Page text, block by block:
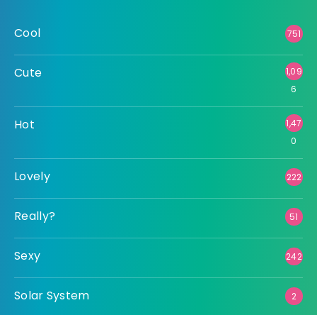
Cool 751
Cute
1,09
6
Hot
1,47
0
Lovely 222
Really? 51
Sexy 242
Solar System 2